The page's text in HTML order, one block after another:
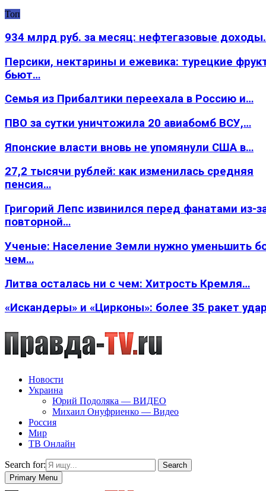
Топ
934 млрд руб. за месяц: нефтегазовые
Персики, нектарины и ежевика: турецкие
бьют…
Семья из Прибалтики переехала в Россию и…
ПВО за сутки уничтожила 20 авиабомб ВСУ,…
Японские власти вновь не упомянули США в…
27,2 тысячи рублей: как изменилась средняя
пенсия…
Григорий Лепс извинился перед фанатами из-
повторной…
Ученые: Население Земли нужно уменьшить
чем…
Литва осталась ни с чем: Хитрость Кремля…
«Искандеры» и «Цирконы»: более 35 ракет
Новости
Украина
Юрий Подоляка — ВИДЕО
Михаил Онуфриенко — Видео
Россия
Мир
ТВ Онлайн
Search for:
Search
Primary Menu